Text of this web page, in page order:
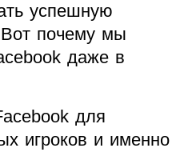
успешную
почему мы
даже в
для
игроков и именно